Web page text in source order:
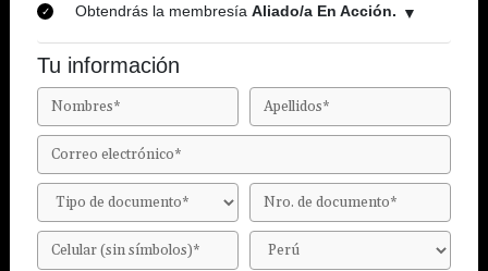
Obtendrás la membresía Aliado/a En Acción.
Tu información